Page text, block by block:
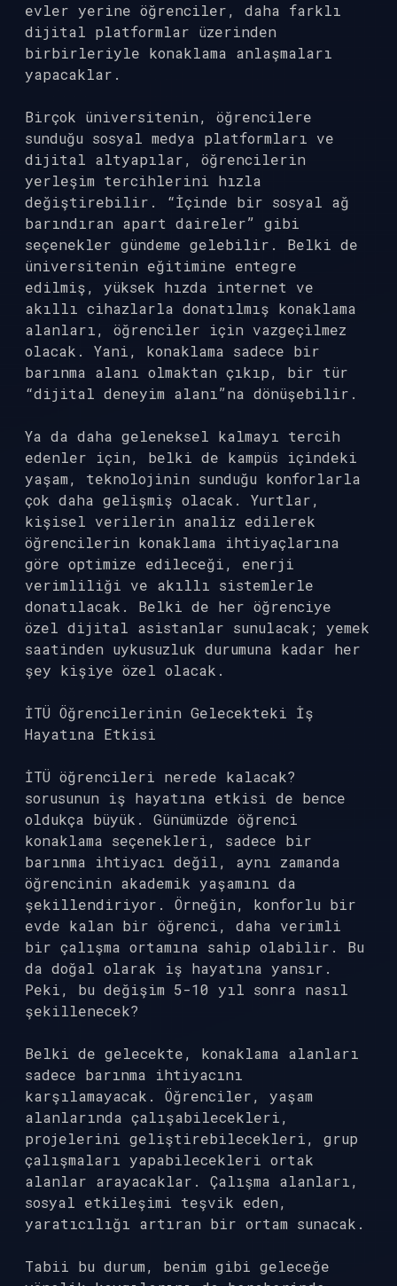
evler yerine öğrenciler, daha farklı
dijital platformlar üzerinden
birbirleriyle konaklama anlaşmaları
yapacaklar.
Birçok üniversitenin, öğrencilere
sunduğu sosyal medya platformları ve
dijital altyapılar, öğrencilerin
yerleşim tercihlerini hızla
değiştirebilir. “İçinde bir sosyal ağ
barındıran apart daireler” gibi
seçenekler gündeme gelebilir. Belki de
üniversitenin eğitimine entegre
edilmiş, yüksek hızda internet ve
akıllı cihazlarla donatılmış konaklama
alanları, öğrenciler için vazgeçilmez
olacak. Yani, konaklama sadece bir
barınma alanı olmaktan çıkıp, bir tür
“dijital deneyim alanı”na dönüşebilir.
Ya da daha geleneksel kalmayı tercih
edenler için, belki de kampüs içindeki
yaşam, teknolojinin sunduğu konforlarla
çok daha gelişmiş olacak. Yurtlar,
kişisel verilerin analiz edilerek
öğrencilerin konaklama ihtiyaçlarına
göre optimize edileceği, enerji
verimliliği ve akıllı sistemlerle
donatılacak. Belki de her öğrenciye
özel dijital asistanlar sunulacak; yemek
saatinden uykusuzluk durumuna kadar her
şey kişiye özel olacak.
İTÜ Öğrencilerinin Gelecekteki İş
Hayatına Etkisi
İTÜ öğrencileri nerede kalacak?
sorusunun iş hayatına etkisi de bence
oldukça büyük. Günümüzde öğrenci
konaklama seçenekleri, sadece bir
barınma ihtiyacı değil, aynı zamanda
öğrencinin akademik yaşamını da
şekillendiriyor. Örneğin, konforlu bir
evde kalan bir öğrenci, daha verimli
bir çalışma ortamına sahip olabilir. Bu
da doğal olarak iş hayatına yansır.
Peki, bu değişim 5-10 yıl sonra nasıl
şekillenecek?
Belki de gelecekte, konaklama alanları
sadece barınma ihtiyacını
karşılamayacak. Öğrenciler, yaşam
alanlarında çalışabilecekleri,
projelerini geliştirebilecekleri, grup
çalışmaları yapabilecekleri ortak
alanlar arayacaklar. Çalışma alanları,
sosyal etkileşimi teşvik eden,
yaratıcılığı artıran bir ortam sunacak.
Tabii bu durum, benim gibi geleceğe